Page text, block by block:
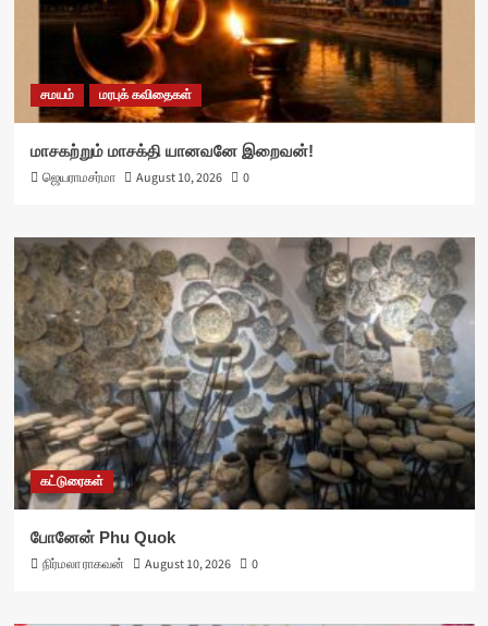
சமயம் மரபுக் கவிதைகள்
மாசகற்றும் மாசக்தி யானவனே இறைவன்!
ஜெயராமசர்மா
August 10, 2026 0
கட்டுரைகள்
போனேன் Phu Quok
நிர்மலா ராகவன்
August 10, 2026 0